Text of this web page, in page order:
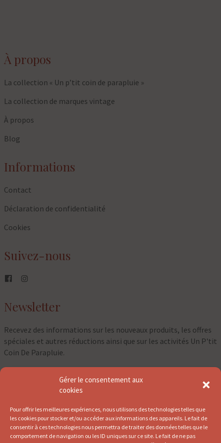
Gérer le consentement aux
cookies
Pour offrir les meilleures expériences, nous utilisons des technologies telles que
les cookies pour stocker et/ou accéder aux informations des appareils. Le fait de
consentir à ces technologies nous permettra de traiter des données telles que le
comportement de navigation ou les ID uniques sur ce site. Le fait de ne pas
À propos
La collection « Un p’tit coin de parapluie »
La collection de marques vintage
À propos
Blog
Informations
Contact
Déclaration de confidentialité
Cookies
Suivez-nous
Newsletter
Recevez des informations sur les nouveaux produits, les offres
spéciales et autres réductions ainsi que sur les activités Un P'tit
Coin De Parapluie.